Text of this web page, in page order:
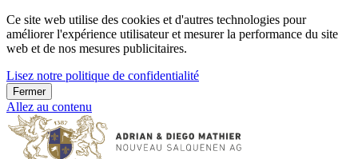
Ce site web utilise des cookies et d'autres technologies pour
améliorer l'expérience utilisateur et mesurer la performance du site
web et de nos mesures publicitaires.
Lisez notre politique de confidentialité
Fermer
Allez au contenu